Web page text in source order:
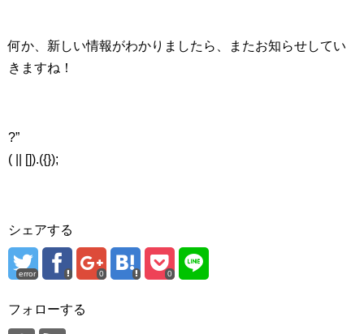
何か、新しい情報がわかりましたら、またお知らせしてい
きますね！
?”
( || []).({});
シェアする
error 0 0
フォローする